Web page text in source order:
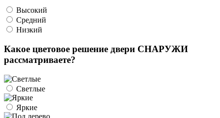
Высокий
Средний
Низкий
Какое цветовое решение двери СНАРУЖИ
рассматриваете?
Светлые
Яркие